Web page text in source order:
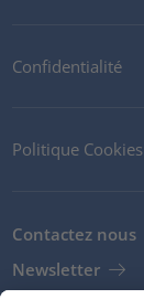
Confidentialité
Politique Cookies
Contactez nous
Newsletter